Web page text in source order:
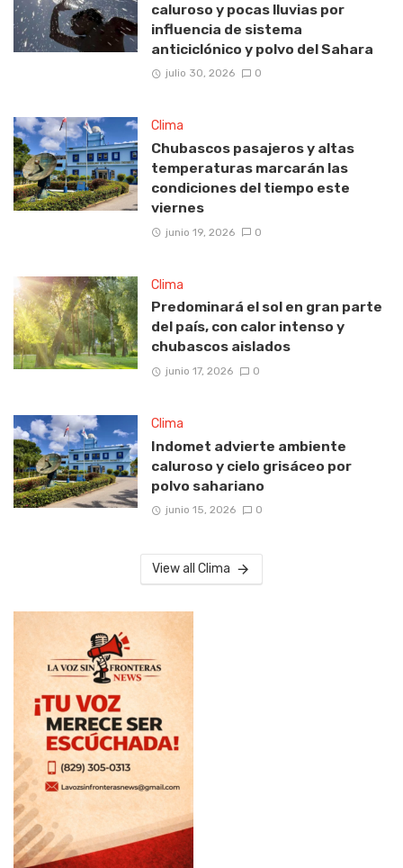
caluroso y pocas lluvias por
influencia de sistema
anticiclónico y polvo del Sahara
julio 30, 2026 0
Clima
Chubascos pasajeros y altas
temperaturas marcarán las
condiciones del tiempo este
viernes
junio 19, 2026 0
Clima
Predominará el sol en gran parte
del país, con calor intenso y
chubascos aislados
junio 17, 2026 0
Clima
Indomet advierte ambiente
caluroso y cielo grisáceo por
polvo sahariano
junio 15, 2026 0
View all Clima